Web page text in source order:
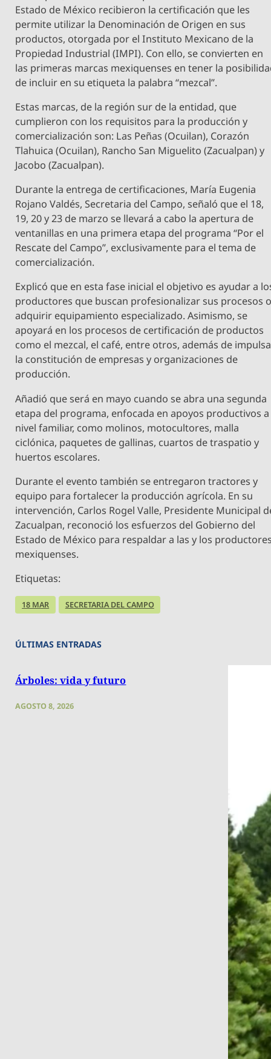
Estado de México recibieron la certificación que les
permite utilizar la Denominación de Origen en sus
productos, otorgada por el Instituto Mexicano de la
Propiedad Industrial (IMPI). Con ello, se convierten en
las primeras marcas mexiquenses en tener la
de incluir en su etiqueta la palabra “mezcal”.
Estas marcas, de la región sur de la entidad, que
cumplieron con los requisitos para la producción y
comercialización son: Las Peñas (Ocuilan), Corazón
Tlahuica (Ocuilan), Rancho San Miguelito (Zacualpan) y
Jacobo (Zacualpan).
Durante la entrega de certificaciones, María Eugenia
Rojano Valdés, Secretaria del Campo, señaló que el 18,
19, 20 y 23 de marzo se llevará a cabo la apertura de
ventanillas en una primera etapa del programa “Por el
Rescate del Campo”, exclusivamente para el tema de
comercialización.
Explicó que en esta fase inicial el objetivo es ayudar a
productores que buscan profesionalizar sus procesos
adquirir equipamiento especializado. Asimismo, se
apoyará en los procesos de certificación de productos
como el mezcal, el café, entre otros, además de
la constitución de empresas y organizaciones de
producción.
Añadió que será en mayo cuando se abra una segunda
etapa del programa, enfocada en apoyos productivos a
nivel familiar, como molinos, motocultores, malla
ciclónica, paquetes de gallinas, cuartos de traspatio y
huertos escolares.
Durante el evento también se entregaron tractores y
equipo para fortalecer la producción agrícola. En su
intervención, Carlos Rogel Valle, Presidente Municipal
Zacualpan, reconoció los esfuerzos del Gobierno del
Estado de México para respaldar a las y los
mexiquenses.
Etiquetas:
18 MAR SECRETARIA DEL CAMPO
ÚLTIMAS ENTRADAS
Árboles: vida y futuro
AGOSTO 8, 2026